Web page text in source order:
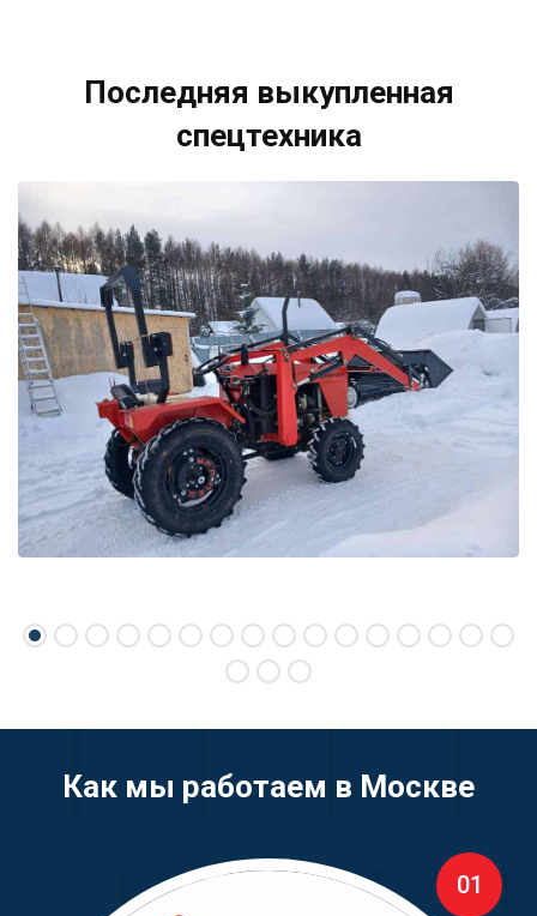
Последняя выкупленная
спецтехника
Как мы работаем в Москве
01